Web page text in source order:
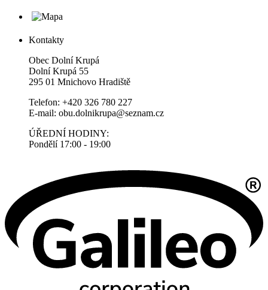
Kontakty
Obec Dolní Krupá
Dolní Krupá 55
295 01 Mnichovo Hradiště
Telefon: +420 326 780 227
E-mail: obu.dolnikrupa@seznam.cz
ÚŘEDNÍ HODINY:
Pondělí 17:00 - 19:00